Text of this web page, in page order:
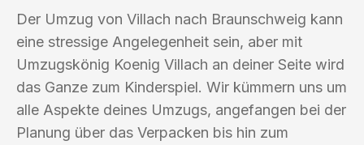
Der Umzug von Villach nach Braunschweig kann
eine stressige Angelegenheit sein, aber mit
Umzugskönig Koenig Villach an deiner Seite wird
das Ganze zum Kinderspiel. Wir kümmern uns um
alle Aspekte deines Umzugs, angefangen bei der
Planung über das Verpacken bis hin zum